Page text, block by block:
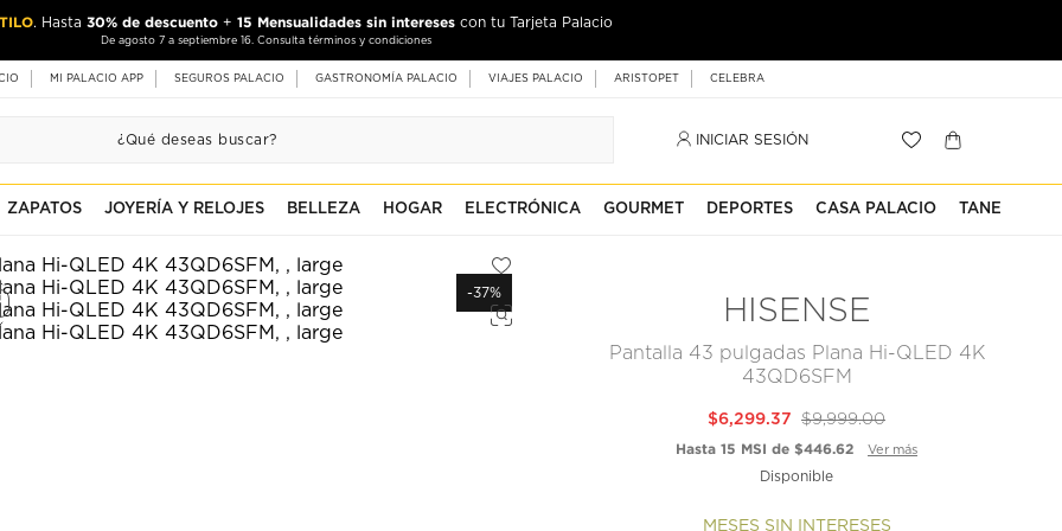
un descuento adicional-10%con tu Tarjeta Palacio,-15%con tu Tarjeta Socio o-20%
De Agosto 7 al 9. Consulta términos y condiciones
MI PALACIO APP SEGUROS PALACIO GASTRONOMÍA PALACIO VIAJES PALACIO ARISTOPET CELEBRA
INICIAR SESIÓN
ZAPATOS JOYERÍA Y RELOJES BELLEZA HOGAR ELECTRÓNICA GOURMET DEPORTES CASA PALACIO TANE
-37%
HISENSE
Pantalla 43 pulgadas Plana Hi-QLED 4K
43QD6SFM
$9,999.00
$6,299.37
Hasta 15 MSI de $446.62 Ver más
Disponible
MESES SIN INTERESES